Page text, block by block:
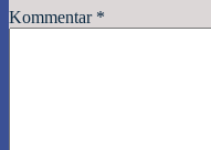
Kommentar *